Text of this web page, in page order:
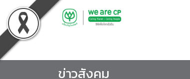
to
content
ข่าวสังคม